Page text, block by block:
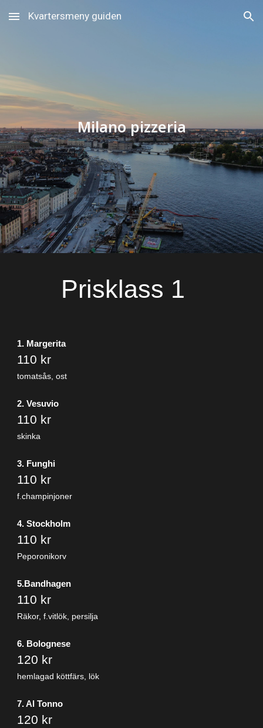
Skip to main content Skip to navigation
Kvartersmeny guiden
Milano pizzeria
Prisklass 1
1. Margerita
110 kr
tomatsås, ost
2. Vesuvio
110 kr
skinka
3. Funghi
110 kr
f.champinjoner
4. Stockholm
110 kr
Peporonikorv
5.Bandhagen
110 kr
Räkor, f.vitlök, persilja
6. Bolognese
120 kr
hemlagad köttfärs, lök
7. Al Tonno
120 kr